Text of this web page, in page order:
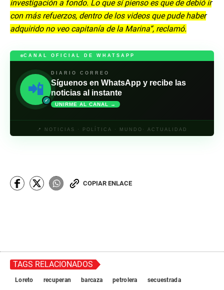
investigación a fondo. Lo que sí pienso es que de debió ir
con más refuerzos, dentro de los videos que pude haber
adquirido no veo capitanía de la Marina“, reclamó.
CANAL OFICIAL DE WHATSAPP
📲
✓
DIARIO CORREO
Síguenos en WhatsApp y recibe las
noticias al instante
UNIRME AL CANAL →
📍 NOTICIAS · POLÍTICA · MUNDO· ACTUALIDAD
COPIAR ENLACE
TAGS RELACIONADOS
Loreto recuperan barcaza petrolera
secuestrada